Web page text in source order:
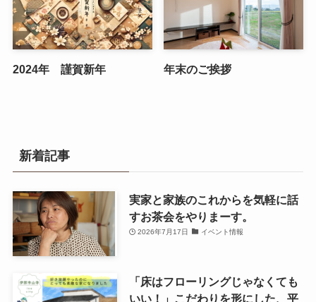
2024年 謹賀新年 年末のご挨拶
新着記事
実家と家族のこれからを気軽に話
すお茶会をやりまーす。
2026年7月17日 イベント情報
「床はフローリングじゃなくても
いい！」こだわりを形にした、平